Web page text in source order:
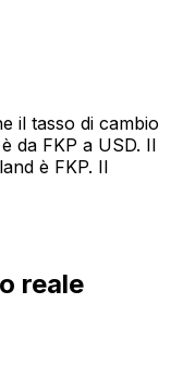
il tasso di cambio
da FKP a USD. Il
è FKP. Il
reale